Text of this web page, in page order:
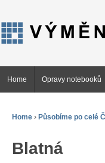
Home Opravy notebooků
Home › Působíme po celé
Blatná